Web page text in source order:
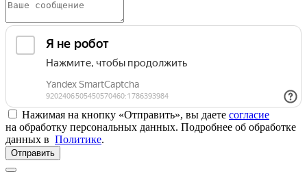
Нажимая на кнопку «Отправить», вы даете согласие
на обработку персональных данных. Подробнее об обработке
данных в Политике.
Отправить